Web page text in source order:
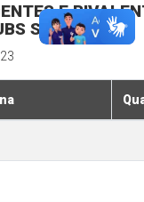
E
SEDE